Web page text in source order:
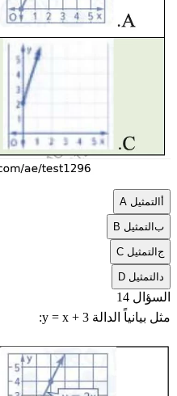
التمثيل A
بالتمثيل B
جالتمثيل C
التمثيل D
السؤال 14
مثل بيانياً الدالة y = x + 3
: